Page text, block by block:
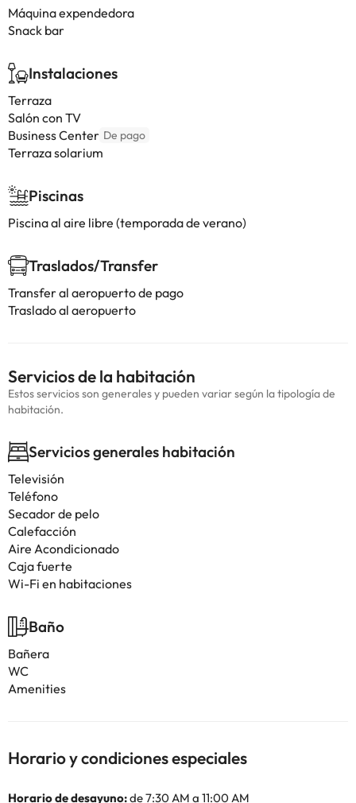
Máquina expendedora
Snack bar
Instalaciones
Terraza
Salón con TV
Business Center De pago
Terraza solarium
Piscinas
Piscina al aire libre (temporada de verano)
Traslados/Transfer
Transfer al aeropuerto de pago
Traslado al aeropuerto
Servicios de la habitación
Estos servicios son generales y pueden variar según la tipología de
habitación.
Servicios generales habitación
Televisión
Teléfono
Secador de pelo
Calefacción
Aire Acondicionado
Caja fuerte
Wi-Fi en habitaciones
Baño
Bañera
WC
Amenities
Horario y condiciones especiales
Horario de desayuno:de 7:30 AM a 11:00 AM